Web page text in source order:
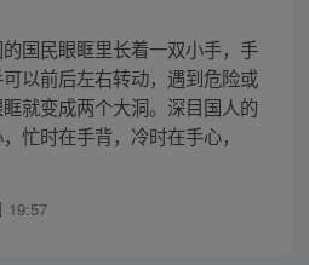
国民眼眶里长着一双小手，手
以前后左右转动，遇到危险或
就变成两个大洞。深目国人的
忙时在手背，冷时在手心，
19:57